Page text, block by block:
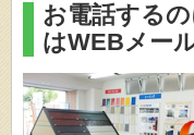
お電話するの
はWEBメー